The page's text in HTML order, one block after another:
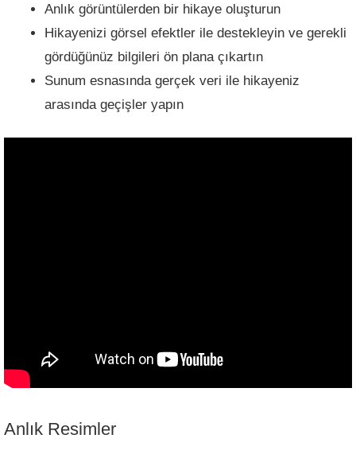
Anlık görüntülerden bir hikaye oluşturun
Hikayenizi görsel efektler ile destekleyin ve gerekli
gördüğünüz bilgileri ön plana çıkartın
Sunum esnasında gerçek veri ile hikayeniz
arasında geçişler yapın
Anlık Resimler